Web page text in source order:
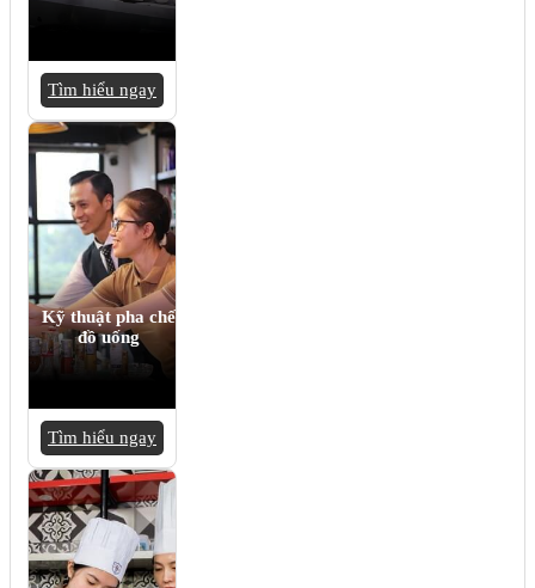
Tìm hiểu ngay
Kỹ thuật pha chế
đồ uống
Tìm hiểu ngay